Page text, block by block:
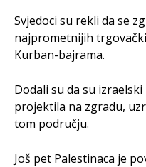
Svjedoci su rekli da se
najprometnijih
Kurban-bajrama.
Dodali su da su
projektila na zgradu,
tom području.
Još pet Palestinaca je